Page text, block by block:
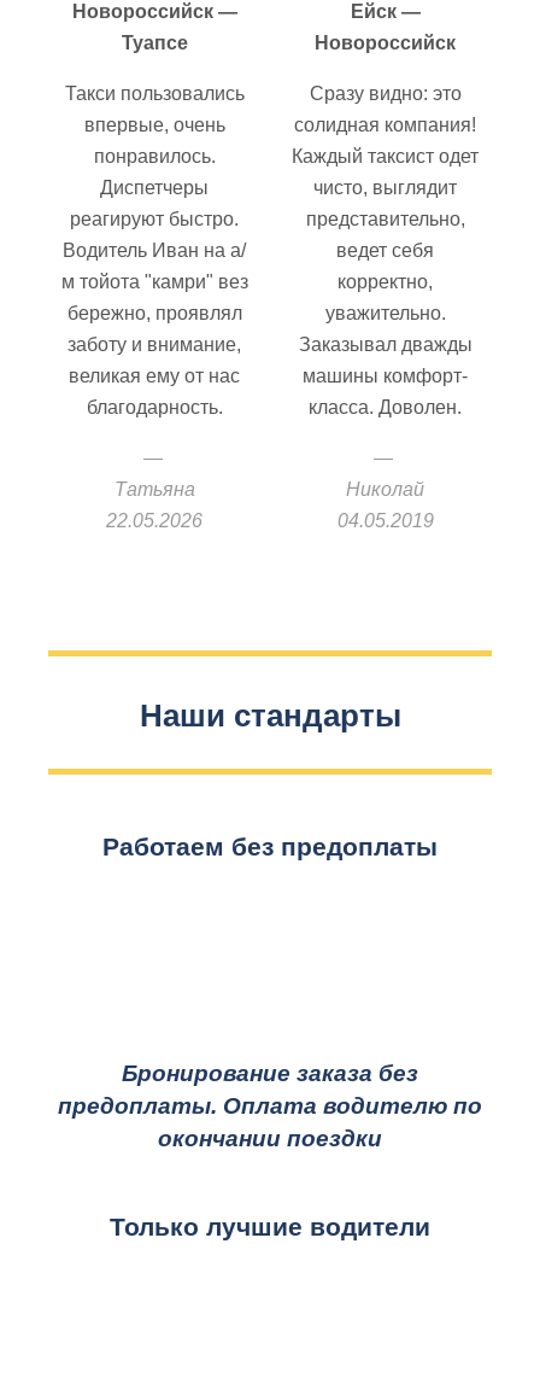
Новороссийск —
Туапсе
Такси пользовались
впервые, очень
понравилось.
Диспетчеры
реагируют быстро.
Водитель Иван на а/
м тойота "камри" вез
бережно, проявлял
заботу и внимание,
великая ему от нас
благодарность.
Татьяна
22.05.2026
Ейск —
Новороссийск
Сразу видно: это
солидная компания!
Каждый таксист одет
чисто, выглядит
представительно,
ведет себя
корректно,
уважительно.
Заказывал дважды
машины комфорт-
класса. Доволен.
Николай
04.05.2019
Наши стандарты
Работаем без предоплаты
Бронирование заказа без
предоплаты. Оплата водителю по
окончании поездки
Только лучшие водители